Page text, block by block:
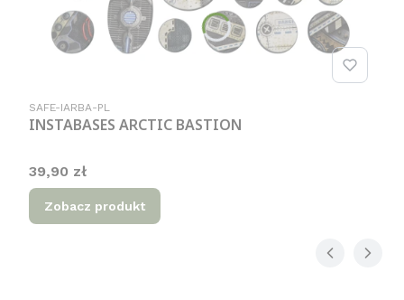
Kod produktu
SAFE-IARBA-PL
INSTABASES ARCTIC BASTION
Cena
39,90 zł
Zobacz produkt